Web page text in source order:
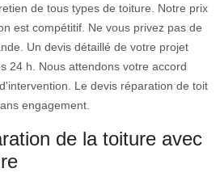
de tous types de toiture. Notre prix
est compétitif. Ne vous privez pas de
Un devis détaillé de votre projet
24 h. Nous attendons votre accord
Le devis réparation de toit
engagement.
de la toiture avec